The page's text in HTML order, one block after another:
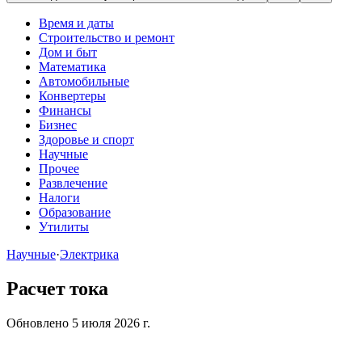
Время и даты
Строительство и ремонт
Дом и быт
Математика
Автомобильные
Конвертеры
Финансы
Бизнес
Здоровье и спорт
Научные
Прочее
Развлечение
Налоги
Образование
Утилиты
Научные·Электрика
Расчет тока
Обновлено 5 июля 2026 г.